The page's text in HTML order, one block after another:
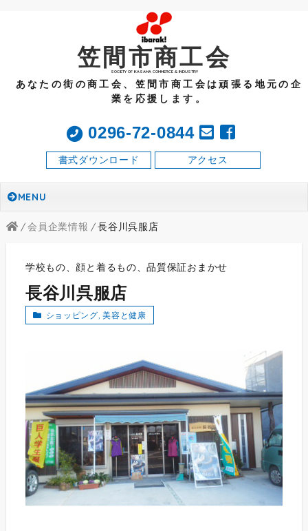
笠間市商工会
SOCIETY OF KASAMA COMMERCE & INDUSTRY
あなたの街の商工会、笠間市商工会は頑張る地元の企
業を応援します。
0296-72-0844
アクセス
書式ダウンロード
MENU
会員企業情報 長谷川呉服店
学校もの、顔と着るもの、品質保証おまかせ
長谷川呉服店
ショッピング,美容と健康